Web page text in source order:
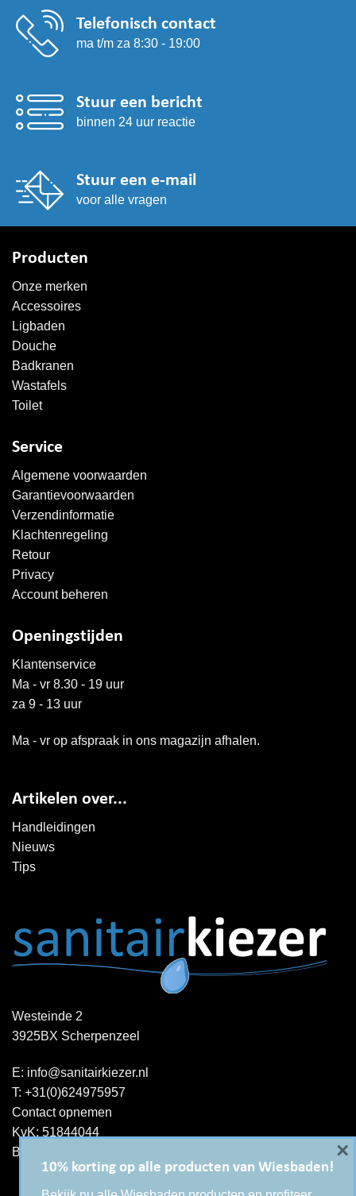
productpagina
Telefonisch contact
ma t/m za 8:30 - 19:00
Stuur een bericht
binnen 24 uur reactie
Stuur een e-mail
voor alle vragen
Producten
Onze merken
Accessoires
Ligbaden
Douche
Badkranen
Wastafels
Toilet
Service
Algemene voorwaarden
Garantievoorwaarden
Verzendinformatie
Klachtenregeling
Retour
Privacy
Account beheren
Openingstijden
Klantenservice
Ma - vr 8.30 - 19 uur
za 9 - 13 uur
Ma - vr op afspraak in ons magazijn afhalen.
Artikelen over...
Handleidingen
Nieuws
Tips
Westeinde 2
3925BX Scherpenzeel
E: info@sanitairkiezer.nl
T: +31(0)624975957
Contact opnemen
KvK: 51844044
BTW-ID : NL001344060B15
10% korting op alle producten van Wiesbaden!
×